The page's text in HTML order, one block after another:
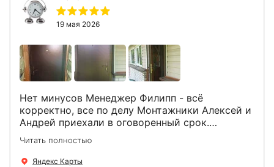
19 мая 2026
Нет минусов Менеджер Филипп - всё
корректно, все по делу Монтажники Алексей и
Андрей приехали в оговоренный срок.
Демонтировали старую дверь и установили
новую буквально за час Быстро и качественно
+ нормальные цены Всем большое спасибо
Читать полностью
Яндекс Карты